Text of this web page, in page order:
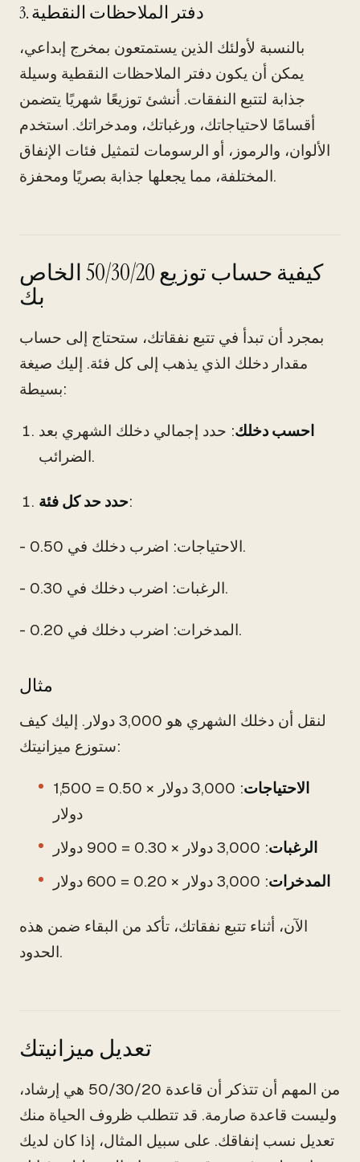
3. دفتر الملاحظات النقطية
بالنسبة لأولئك الذين يستمتعون بمخرج إبداعي،
يمكن أن يكون دفتر الملاحظات النقطية وسيلة
جذابة لتتبع النفقات. أنشئ توزيعًا شهريًا يتضمن
أقسامًا لاحتياجاتك، ورغباتك، ومدخراتك. استخدم
الألوان، والرموز، أو الرسومات لتمثيل فئات الإنفاق
المختلفة، مما يجعلها جذابة بصريًا ومحفزة.
كيفية حساب توزيع 50/30/20 الخاص
بك
بمجرد أن تبدأ في تتبع نفقاتك، ستحتاج إلى حساب
مقدار دخلك الذي يذهب إلى كل فئة. إليك صيغة
بسيطة:
احسب دخلك: حدد إجمالي دخلك الشهري بعد
الضرائب.
حدد حد كل فئة:
- الاحتياجات: اضرب دخلك في 0.50.
- الرغبات: اضرب دخلك في 0.30.
- المدخرات: اضرب دخلك في 0.20.
مثال
لنقل أن دخلك الشهري هو 3,000 دولار. إليك كيف
ستوزع ميزانيتك:
الاحتياجات
: 3,000 دولار × 0.50 = 1,500
دولار
الرغبات: 3,000 دولار × 0.30 = 900 دولار
المدخرات: 3,000 دولار × 0.20 = 600 دولار
الآن، أثناء تتبع نفقاتك، تأكد من البقاء ضمن هذه
الحدود.
تعديل ميزانيتك
من المهم أن تتذكر أن قاعدة 50/30/20 هي إرشاد،
وليست قاعدة صارمة. قد تتطلب ظروف الحياة منك
تعديل نسب إنفاقك. على سبيل المثال، إذا كان لديك